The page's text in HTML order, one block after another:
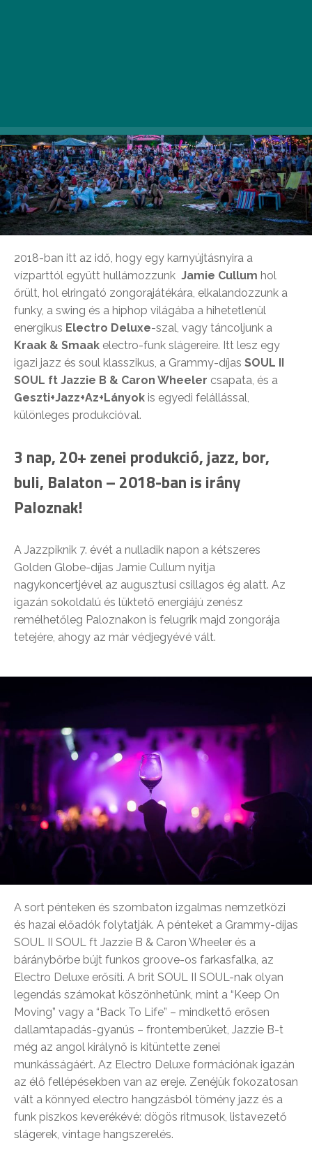
2018-ban itt az idő, hogy egy karnyújtásnyira a
vízparttól együtt hullámozzunk Jamie Cullum hol
őrült, hol elringató zongorajátékára, elkalandozzunk a
funky, a swing és a hiphop világába a hihetetlenül
energikus Electro Deluxe-szal, vagy táncoljunk a
Kraak & Smaak electro-funk slágereire. Itt lesz egy
igazi jazz és soul klasszikus, a Grammy-díjas SOUL II
SOUL ft Jazzie B & Caron Wheeler csapata, és a
Geszti+Jazz+Az+Lányok is egyedi felállással,
különleges produkcióval.
3 nap, 20+ zenei produkció, jazz, bor,
buli, Balaton – 2018-ban is irány
Paloznak!
A Jazzpiknik 7. évét a nulladik napon a kétszeres
Golden Globe-díjas Jamie Cullum nyitja
nagykoncertjével az augusztusi csillagos ég alatt. Az
igazán sokoldalú és lüktető energiájú zenész
remélhetőleg Paloznakon is felugrik majd zongorája
tetejére, ahogy az már védjegyévé vált.
A sort pénteken és szombaton izgalmas nemzetközi
és hazai előadók folytatják. A pénteket a Grammy-díjas
SOUL II SOUL ft Jazzie B & Caron Wheeler és a
báránybőrbe bújt funkos groove-os farkasfalka, az
Electro Deluxe erősíti. A brit SOUL II SOUL-nak olyan
legendás számokat köszönhetünk, mint a “Keep On
Moving” vagy a “Back To Life” – mindkettő erősen
dallamtapadás-gyanús – frontemberüket, Jazzie B-t
még az angol királynő is kitüntette zenei
munkásságáért. Az Electro Deluxe formációnak igazán
az élő fellépésekben van az ereje. Zenéjük fokozatosan
vált a könnyed electro hangzásból tömény jazz és a
funk piszkos keverékévé: dögös ritmusok, listavezető
slágerek, vintage hangszerelés.